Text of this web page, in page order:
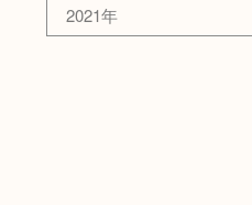
2021年